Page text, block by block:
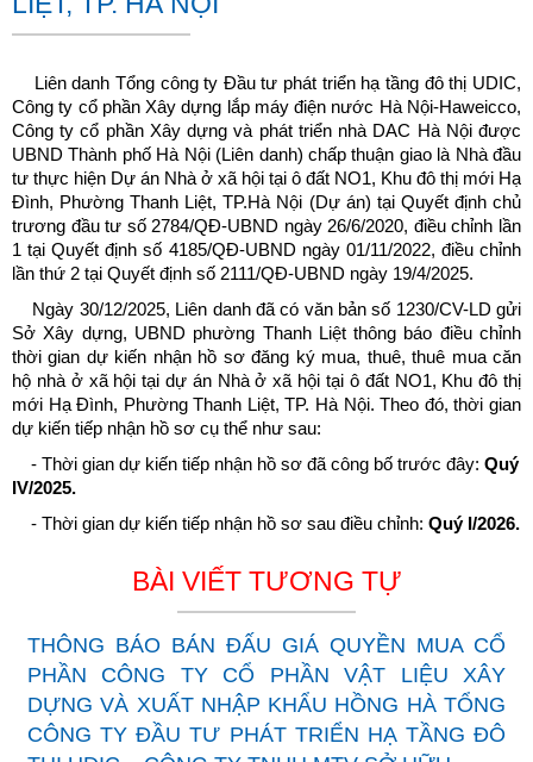
Liên danh Tổng công ty Đầu tư phát triển hạ tầng đô thị UDIC,
Công ty cổ phần Xây dựng lắp máy điện nước Hà Nội-Haweicco,
Công ty cổ phần Xây dựng và phát triển nhà DAC Hà Nội được
UBND Thành phố Hà Nội (Liên danh) chấp thuận giao là Nhà đầu
tư thực hiện Dự án Nhà ở xã hội tại ô đất NO1, Khu đô thị mới Hạ
Đình, Phường Thanh Liệt, TP.Hà Nội (Dự án) tại Quyết định chủ
trương đầu tư số 2784/QĐ-UBND ngày 26/6/2020, điều chỉnh lần
1 tại Quyết định số 4185/QĐ-UBND ngày 01/11/2022, điều chỉnh
lần thứ 2 tại Quyết định số 2111/QĐ-UBND ngày 19/4/2025.
Ngày 30/12/2025, Liên danh đã có văn bản số 1230/CV-LD gửi
Sở Xây dựng, UBND phường Thanh Liệt thông báo điều chỉnh
thời gian dự kiến nhận hồ sơ đăng ký mua, thuê, thuê mua căn
hộ nhà ở xã hội tại dự án Nhà ở xã hội tại ô đất NO1, Khu đô thị
mới Hạ Đình, Phường Thanh Liệt, TP. Hà Nội. Theo đó, thời gian
dự kiến tiếp nhận hồ sơ cụ thể như sau:
- Thời gian dự kiến tiếp nhận hồ sơ đã công bố trước đây: Quý
IV/2025.
- Thời gian dự kiến tiếp nhận hồ sơ sau điều chỉnh: Quý I/2026.
BÀI VIẾT TƯƠNG TỰ
THÔNG BÁO BÁN ĐẤU GIÁ QUYỀN MUA CỔ
PHẦN CÔNG TY CỔ PHẦN VẬT LIỆU XÂY
DỰNG VÀ XUẤT NHẬP KHẨU HỒNG HÀ TỔNG
CÔNG TY ĐẦU TƯ PHÁT TRIỂN HẠ TẦNG ĐÔ